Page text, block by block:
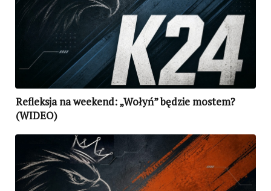
Refleksja na weekend: „Wołyń” będzie mostem?
(WIDEO)